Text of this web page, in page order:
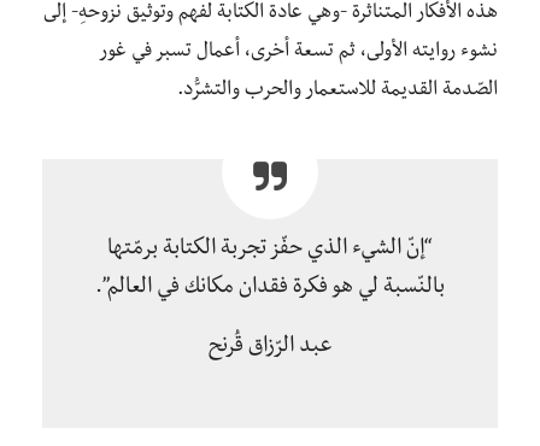
هذه الأفكار المتناثرة -وهي عادة الكتابة لفهم وتوثيق نزوحهِ- إلى
نشوء روايته الأولى، ثم تسعة أخرى، أعمال تسبر في غور
الصّدمة القديمة للاستعمار والحرب والتشرُّد.
“إنّ الشيء الذي حفّز تجربة الكتابة برمّتها
بالنّسبة لي هو فكرة فقدان مكانك في العالم”.
عبد الرّزاق قُرنح